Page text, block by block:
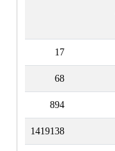
17
68
894
1419138